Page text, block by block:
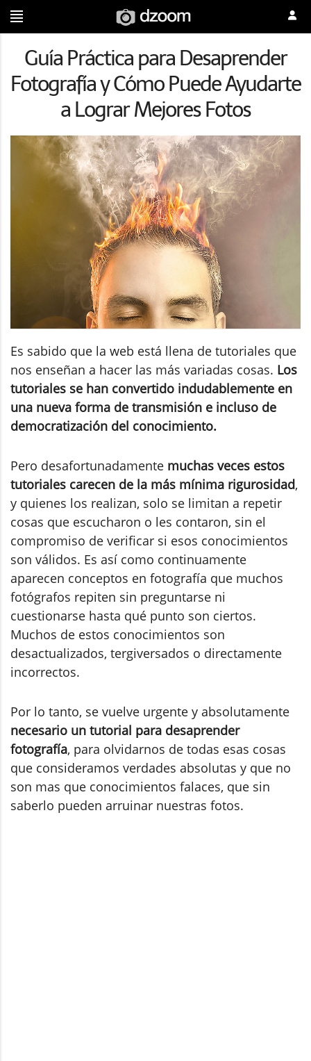
Guía Práctica para Desaprender
Fotografía y Cómo Puede Ayudarte
a Lograr Mejores Fotos
Es sabido que la web está llena de tutoriales que
nos enseñan a hacer las más variadas cosas. Los
tutoriales se han convertido indudablemente en
una nueva forma de transmisión e incluso de
democratización del conocimiento.
Pero desafortunadamente muchas veces estos
tutoriales carecen de la más mínima rigurosidad,
y quienes los realizan, solo se limitan a repetir
cosas que escucharon o les contaron, sin el
compromiso de verificar si esos conocimientos
son válidos. Es así como continuamente
aparecen conceptos en fotografía que muchos
fotógrafos repiten sin preguntarse ni
cuestionarse hasta qué punto son ciertos.
Muchos de estos conocimientos son
desactualizados, tergiversados o directamente
incorrectos.
Por lo tanto, se vuelve urgente y absolutamente
necesario un tutorial para desaprender
fotografía, para olvidarnos de todas esas cosas
que consideramos verdades absolutas y que no
son mas que conocimientos falaces, que sin
saberlo pueden arruinar nuestras fotos.